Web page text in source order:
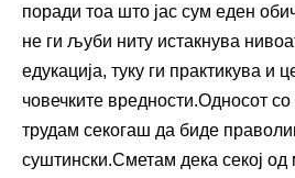
поради тоа што јас сум еден
не ги љуби ниту истакнува
едукација, туку ги практикува и
човечките вредности.Односот
трудам секогаш да биде
суштински.Сметам дека секој од